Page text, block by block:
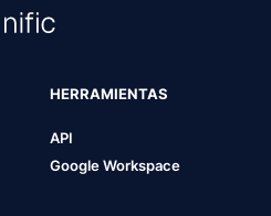
HERRAMIENTAS
API
Google Workspace